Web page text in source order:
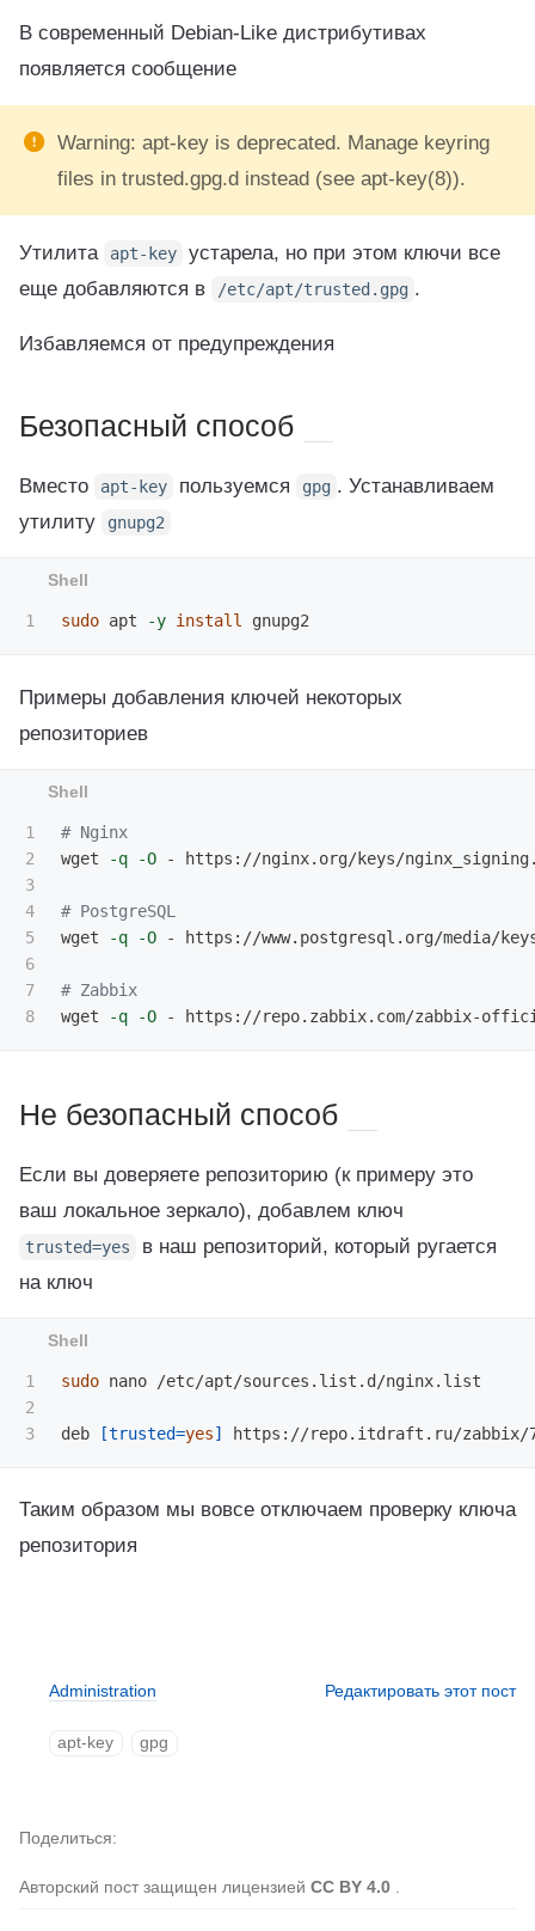
В современный Debian-Like дистрибутивах
появляется сообщение
Warning: apt-key is deprecated. Manage keyring
files in trusted.gpg.d instead (see apt-key(8)).
Утилита apt-key
устарела, но при этом ключи все
еще добавляются в
/etc/apt/trusted.gpg .
Избавляемся от предупреждения
Безопасный способ
Вместо apt-key пользуемся gpg . Устанавливаем
утилиту
gnupg2
sudo apt -y install
Примеры добавления ключей некоторых
репозиториев
1
2
3
4
5
6
7
# Nginx
wget
-q -O - https://nginx.org/keys/
# PostgreSQL
wget
-q -O - https://www.postgresql.org/media/
# Zabbix
wget
-q -O - https://repo.zabbix.com/zabbix-
Не безопасный способ
Если вы доверяете репозиторию (к примеру это
ваш локальное зеркало), добавлем ключ
trusted=yes
в наш репозиторий, который ругается
на ключ
1
2
sudo nano /etc/apt/sources.list.d/nginx.list
deb [trusted=yes]
Таким образом мы вовсе отключаем проверку ключа
репозитория
Administration Редактировать этот пост
apt-key gpg
Авторский пост защищен лицензией CC BY 4.0 .
Поделиться